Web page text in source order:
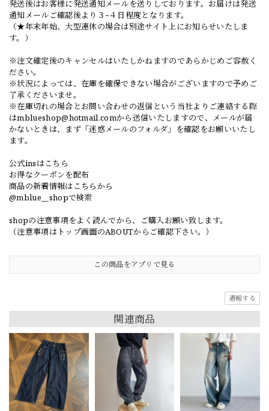
発送後はお客様に発送通知メールを送りしております。お届けは発送
通知メールご確認後より３~４日程度となります。
（★年末年始、大型連休の場合は別途サイト上にお知らせいたしま
す。）
※注文確定後のキャンセルはいたしかねますのであらかじめご容赦く
ださい。
※状況によっては、在庫を確保できない場合がございますので予めご
了承くださいませ。
※在庫切れの場合とお問い合わせの返信という当社よりご連絡する際
はmblueshop@hotmail.comから送信いたしますので、メールが届
かないときは、まず「迷惑メールのフォルダ」を確認をお願いいたし
ます。
公式insはこちら
お得なクーポンを配布
商品の新着情報はこちらから
@mblue__shopで検索
shopの注意事項をよく読んでから、ご購入お願い致します。
（注意事項はトップ画面のABOUTからご確認下さい。）
この商品をアプリで見る
通報する
関連商品